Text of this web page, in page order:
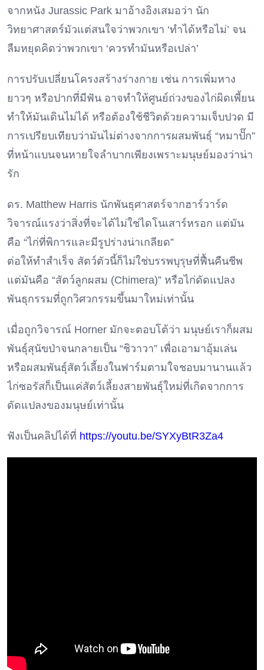
จากหนัง Jurassic Park มาอ้างอิงเสมอว่า นัก
วิทยาศาสตร์มัวแต่สนใจว่าพวกเขา ‘ทำได้หรือไม่’ จน
ลืมหยุดคิดว่าพวกเขา ‘ควรทำมันหรือเปล่า’
การปรับเปลี่ยนโครงสร้างร่างกาย เช่น การเพิ่มหาง
ยาวๆ หรือปากที่มีฟัน อาจทำให้ศูนย์ถ่วงของไก่ผิดเพี้ยน
ทำให้มันเดินไม่ได้ หรือต้องใช้ชีวิตด้วยความเจ็บปวด มี
การเปรียบเทียบว่ามันไม่ต่างจากการผสมพันธุ์ “หมาปั๊ก”
ที่หน้าแบนจนหายใจลำบากเพียงเพราะมนุษย์มองว่าน่า
รัก
ดร. Matthew Harris นักพันธุศาสตร์จากฮาร์วาร์ด
วิจารณ์แรงว่าสิ่งที่จะได้ไม่ใช่ไดโนเสาร์หรอก แต่มัน
คือ “ไก่ที่พิการและมีรูปร่างน่าเกลียด”
ต่อให้ทำสำเร็จ สัตว์ตัวนี้ก็ไม่ใช่บรรพบุรุษที่ฟื้นคืนชีพ
แต่มันคือ “สัตว์ลูกผสม (Chimera)” หรือไก่ดัดแปลง
พันธุกรรมที่ถูกวิศวกรรมขึ้นมาใหม่เท่านั้น
เมื่อถูกวิจารณ์ Horner มักจะตอบโต้ว่า มนุษย์เราก็ผสม
พันธุ์สุนัขป่าจนกลายเป็น “ชิวาวา” เพื่อเอามาอุ้มเล่น
หรือผสมพันธุ์สัตว์เลี้ยงในฟาร์มตามใจชอบมานานแล้ว
ไก่ซอรัสก็เป็นแค่สัตว์เลี้ยงสายพันธุ์ใหม่ที่เกิดจากการ
ดัดแปลงของมนุษย์เท่านั้น
ฟังเป็นคลิปได้ที่ https://youtu.be/SYXyBtR3Za4